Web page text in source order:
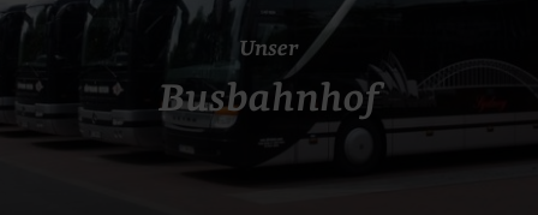
Unser
Busbahnhof